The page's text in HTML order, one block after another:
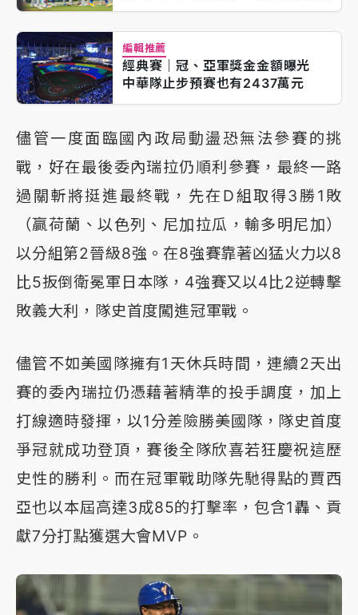
編輯推薦
經典賽｜冠、亞軍獎金金額曝光
中華隊止步預賽也有2437萬元
儘管一度面臨國內政局動盪恐無法參賽的挑
戰，好在最後委內瑞拉仍順利參賽，最終一路
過關斬將挺進最終戰，先在D組取得3勝1敗
（贏荷蘭、以色列、尼加拉瓜，輸多明尼加）
以分組第2晉級8強。在8強賽靠著凶猛火力以8
比5扳倒衛冕軍日本隊，4強賽又以4比2逆轉擊
敗義大利，隊史首度闖進冠軍戰。
儘管不如美國隊擁有1天休兵時間，連續2天出
賽的委內瑞拉仍憑藉著精準的投手調度，加上
打線適時發揮，以1分差險勝美國隊，隊史首度
爭冠就成功登頂，賽後全隊欣喜若狂慶祝這歷
史性的勝利。而在冠軍戰助隊先馳得點的賈西
亞也以本屆高達3成85的打擊率，包含1轟、貢
獻7分打點獲選大會MVP。